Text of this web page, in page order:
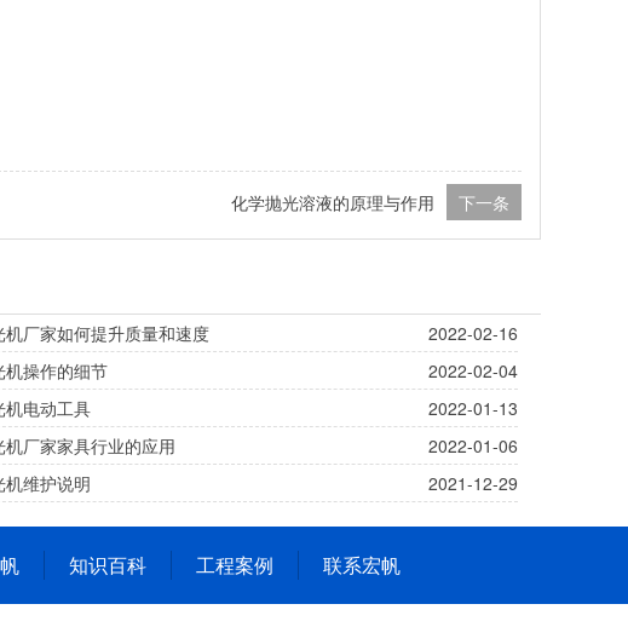
化学抛光溶液的原理与作用 下一条
机厂家如何提升质量和速度
2022-02-16
机操作的细节
2022-02-04
机电动工具
2022-01-13
机厂家家具行业的应用
2022-01-06
机维护说明 2021-12-29
知识百科 工程案例 联系宏帆